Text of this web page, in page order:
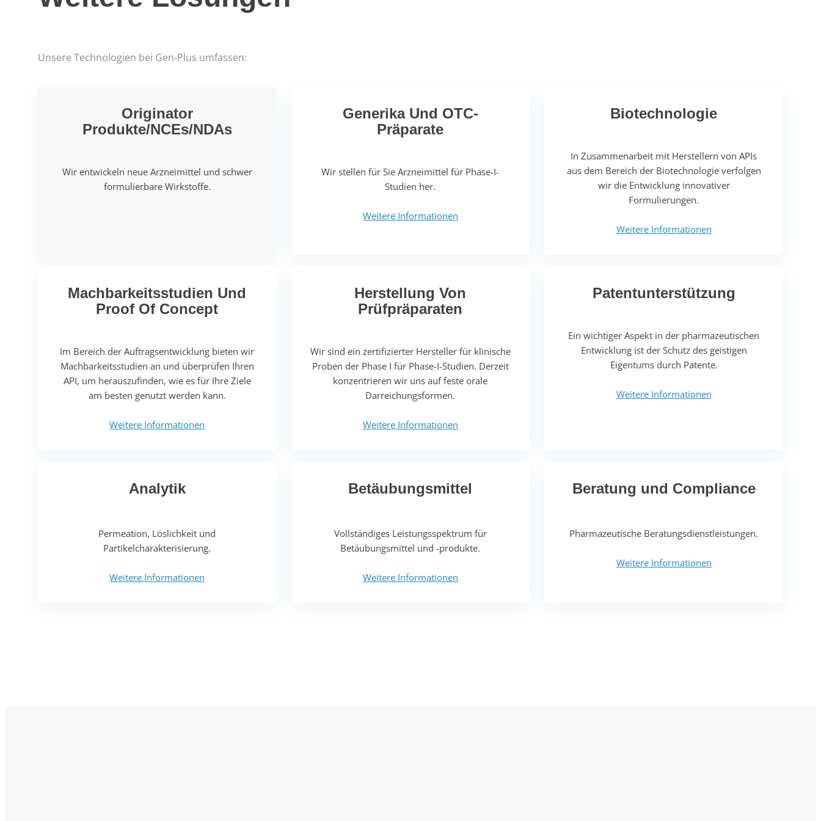
Unsere Technologien bei Gen-Plus umfassen:
Originator
Produkte/NCEs/NDAs
Wir entwickeln neue Arzneimittel und schwer
formulierbare Wirkstoffe.
Generika Und OTC-
Präparate
Wir stellen für Sie Arzneimittel für Phase-I-
Studien her.
Weitere Informationen
Biotechnologie
In Zusammenarbeit mit Herstellern von APIs
aus dem Bereich der Biotechnologie verfolgen
wir die Entwicklung innovativer
Formulierungen.
Weitere Informationen
Machbarkeitsstudien Und
Proof Of Concept
Im Bereich der Auftragsentwicklung bieten wir
Machbarkeitsstudien an und überprüfen Ihren
API, um herauszufinden, wie es für Ihre Ziele
am besten genutzt werden kann.
Weitere Informationen
Herstellung Von
Prüfpräparaten
Wir sind ein zertifizierter Hersteller für klinische
Proben der Phase I für Phase-I-Studien. Derzeit
konzentrieren wir uns auf feste orale
Darreichungsformen.
Weitere Informationen
Patentunterstützung
Ein wichtiger Aspekt in der pharmazeutischen
Entwicklung ist der Schutz des geistigen
Eigentums durch Patente.
Weitere Informationen
Analytik
Permeation, Löslichkeit und
Partikelcharakterisierung.
Weitere Informationen
Betäubungsmittel
Vollständiges Leistungsspektrum für
Betäubungsmittel und -produkte.
Weitere Informationen
Beratung und Compliance
Pharmazeutische Beratungsdienstleistungen.
Weitere Informationen